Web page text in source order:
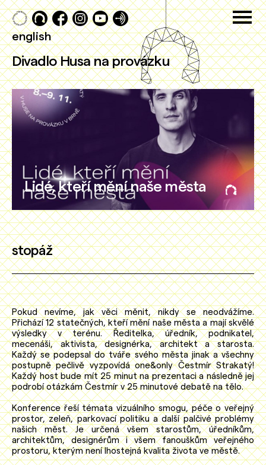
Divadlo Husa na provázku
english
Lidé, kteří mění naše města
Pokud nevíme, jak věci měnit, nikdy se neodvážíme.
Přichází 12 statečných, kteří mění naše města a mají skvělé
výsledky v terénu. Ředitelka, úředník, podnikatel,
mecenáši, aktivista, designérka, architekt a starosta.
Každý se podepsal do tváře svého města jinak a všechny
postupně pečlivě vyzpovídá one&only Čestmír Strakatý!
Každý host bude mít 25 minut na prezentaci a následně jej
podrobí otázkám Čestmír v 25 minutové debatě na tělo.
Konference řeší témata vizuálního smogu, péče o veřejný
prostor, zeleň, parkovací politiku a další palčivé problémy
našich měst. Je určená všem starostům, úředníkům,
architektům, designérům i všem fanouškům veřejného
prostoru, kterým není lhostejná kvalita života ve městě.
stopáž